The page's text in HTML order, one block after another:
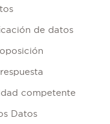
de datos
competente
Datos